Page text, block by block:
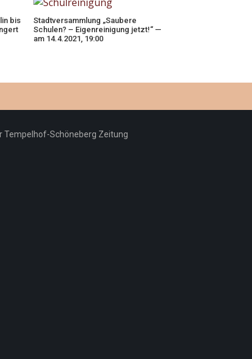
bis
Stadtversammlung „Saubere
Schulen? – Eigenreinigung jetzt!“ —
am 14.4.2021, 19:00